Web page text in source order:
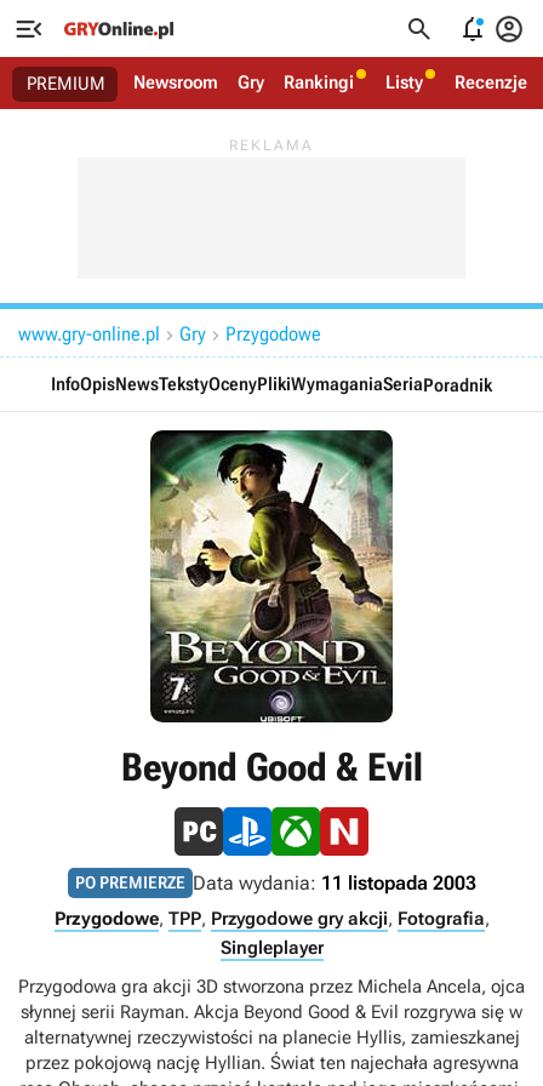
   
PREMIUM Newsroom Gry Rankingi Listy Recenzje
www.gry-online.pl  Gry  Przygodowe
InfoOpisNewsTekstyOcenyPlikiWymaganiaSeriaPoradnik
Beyond Good & Evil
PO PREMIERZE Data wydania: 11 listopada 2003
Przygodowe, TPP, Przygodowe gry akcji, Fotografia,
Singleplayer
Przygodowa gra akcji 3D stworzona przez Michela Ancela, ojca
słynnej serii Rayman. Akcja Beyond Good & Evil rozgrywa się w
alternatywnej rzeczywistości na planecie Hyllis, zamieszkanej
przez pokojową nację Hyllian. Świat ten najechała agresywna